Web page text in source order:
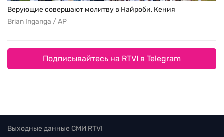
Верующие совершают молитву в Найроби, Кения
Brian Inganga / AP
Подписывайтесь на RTVI в Telegram
Выходные данные СМИ RTVI